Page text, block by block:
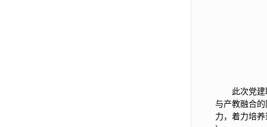
此次党
与产教融合
力，着力培